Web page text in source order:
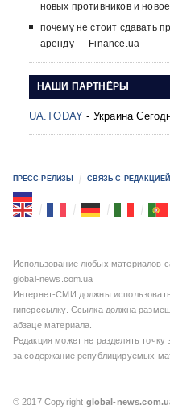
новых противников и
почему не стоит сдавать
аренду — Finance.ua
НАШИ ПАРТНЁРЫ
UA.TODAY - Украина
ПРЕСС-РЕЛИЗЫ СВЯЗЬ С РЕДАКЦИЕЙ
Использование любых материалов
global-news.com.ua
Интернет-СМИ должны
гиперссылку. Ссылка должна
абзаце материала.
Редакция может не разделять точку
за содержание републицируемых
© 2017 Copyright global-